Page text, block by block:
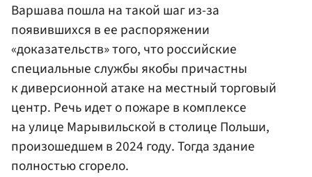
Варшава пошла на такой шаг из-за
появившихся в ее распоряжении
«доказательств» того, что российские
специальные службы якобы причастны
к диверсионной атаке на местный торговый
центр. Речь идет о пожаре в комплексе
на улице Марывильской в столице Польши,
произошедшем в 2024 году. Тогда здание
полностью сгорело.